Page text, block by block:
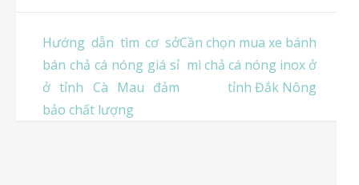
Điều
hướng
bài
viết
Hướng dẫn tìm cơ sở
bán chả cá nóng giá sỉ
ở tỉnh Cà Mau đảm
bảo chất lượng
Cần chọn mua xe bánh
mì chả cá nóng inox ở
tỉnh Đắk Nông